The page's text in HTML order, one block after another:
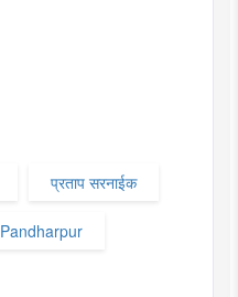
प्रताप सरनाईक
Pandharpur